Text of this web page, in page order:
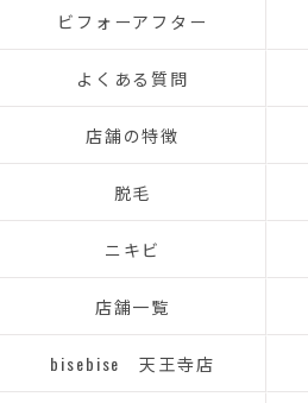
ビフォーアフター
よくある質問
店舗の特徴
脱毛
ニキビ
店舗一覧
bisebise 天王寺店